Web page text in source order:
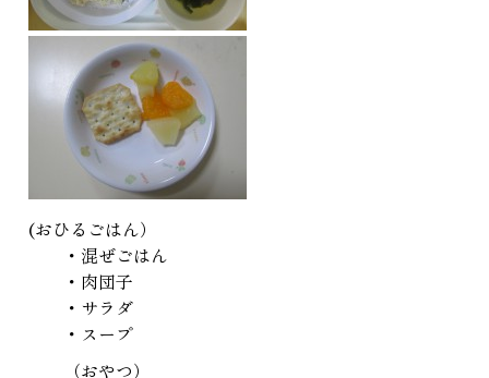
(おひるごはん）
・混ぜごはん
・肉団子
・サラダ
・スープ
（おやつ）